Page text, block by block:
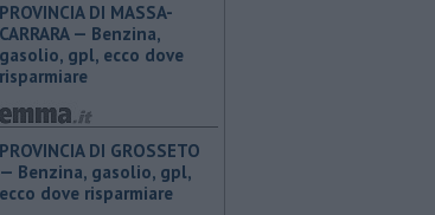
PROVINCIA DI MASSA-
CARRARA — ​Benzina,
gasolio, gpl, ecco dove
risparmiare
PROVINCIA DI GROSSETO
— ​Benzina, gasolio, gpl,
ecco dove risparmiare